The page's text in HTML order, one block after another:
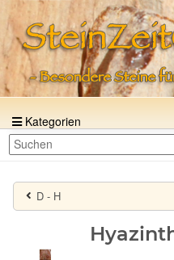
Kategorien
D - H